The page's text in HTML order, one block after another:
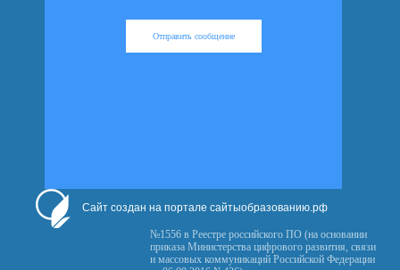
Отправить сообщение
Сайт создан на портале сайтыобразованию.рф
№1556 в Реестре российского ПО (на основании
приказа Министерства цифрового развития, связи
и массовых коммуникаций Российской Федерации